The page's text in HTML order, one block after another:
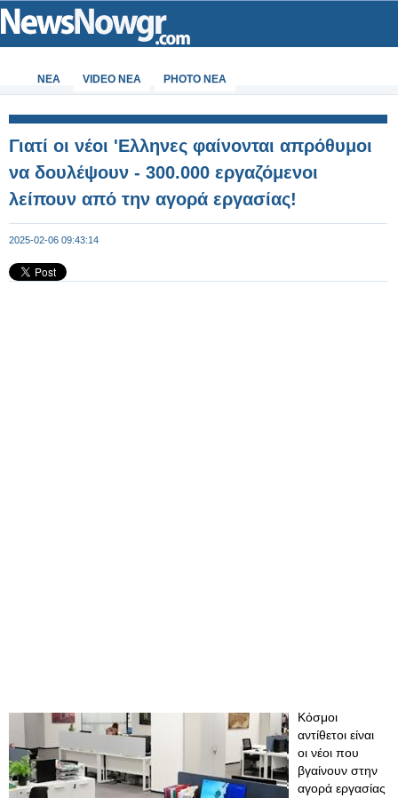
ΝΕΑ VIDEO NEA PHOTO NEA
Γιατί οι νέοι 'Ελληνες φαίνονται απρόθυμοι
να δουλέψουν - 300.000 εργαζόμενοι
λείπουν από την αγορά εργασίας!
2025-02-06 09:43:14
Κόσμοι
αντίθετοι είναι
οι νέοι που
βγαίνουν στην
αγορά εργασίας